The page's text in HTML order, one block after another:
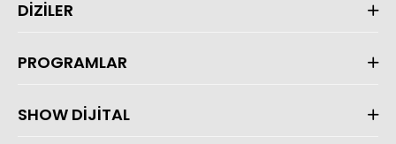
DİZİLER
PROGRAMLAR
SHOW DİJİTAL